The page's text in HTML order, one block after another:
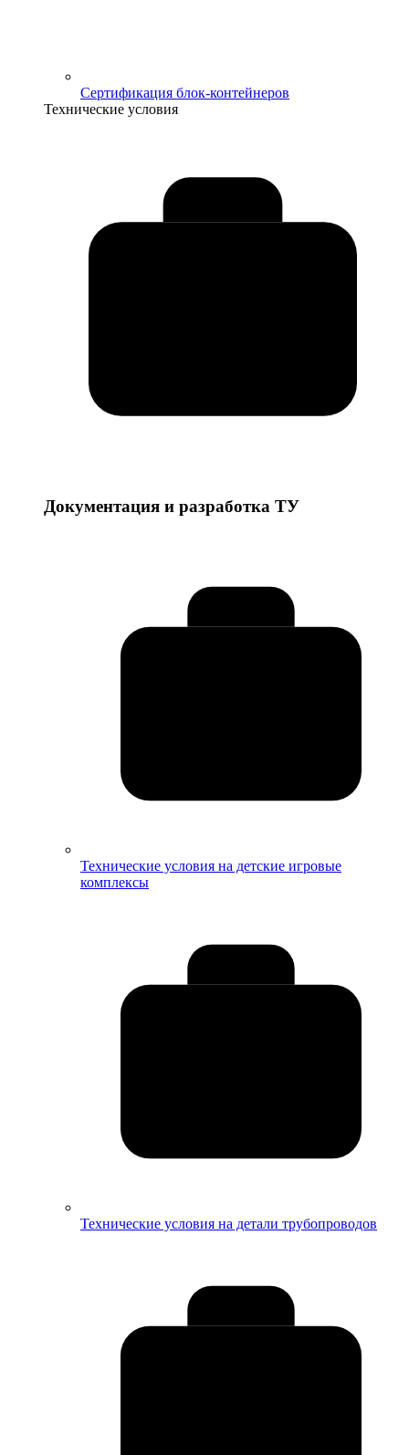
Сертификация блок-контейнеров
Технические условия
Документация и разработка ТУ
Технические условия на детские игровые
комплексы
Технические условия на детали трубопроводов